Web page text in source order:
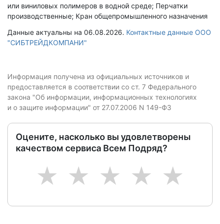
или виниловых полимеров в водной среде; Перчатки
производственные; Кран общепромышленного назначения
Данные актуальны на 06.08.2026. Контактные данные ООО
"СИБТРЕЙДКОМПАНИ"
Информация получена из официальных источников и
предоставляется в соответствии со ст. 7 Федерального
закона "Об информации, информационных технологиях
и о защите информации" от 27.07.2006 N 149-ФЗ
Оцените, насколько вы удовлетворены
качеством сервиса Всем Подряд?
5
4
3
2
1